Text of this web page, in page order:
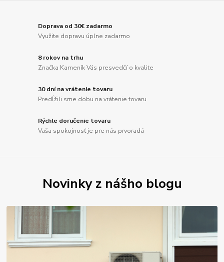
Doprava od 30€ zadarmo
Využite dopravu úplne zadarmo
8 rokov na trhu
Značka Kameník Vás presvedčí o kvalite
30 dní na vrátenie tovaru
Predĺžili sme dobu na vrátenie tovaru
Rýchle doručenie tovaru
Vaša spokojnosť je pre nás prvoradá
Novinky z nášho blogu